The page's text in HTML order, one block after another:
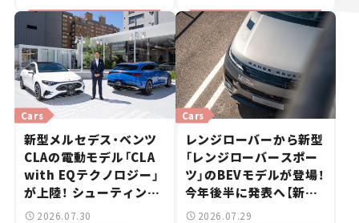
Cars
新型メルセデス・ベンツ
CLAの電動モデル「CLA
with EQテクノロジー」
が上陸！ シューティング
ブレークも発売【新車ニ
2026.07.30
Cars
レンジローバーから新型
「レンジローバースポー
ツ」のBEVモデルが登場！
今年後半に発表へ【新車
ニュース】
2026.07.29